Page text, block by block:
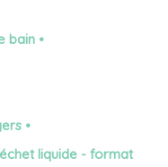
bain •
•
liquide - format